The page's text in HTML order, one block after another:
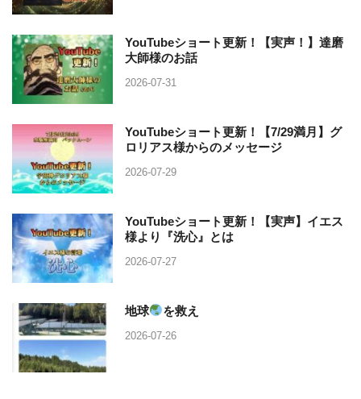
YouTubeショート更新！【実声！】達磨
大師様のお話
2026-07-31
YouTubeショート更新！【7/29満月】グ
ロリアス様からのメッセージ
2026-07-29
YouTubeショート更新！【実声】イエス
様より『洗心』とは
2026-07-27
地球 を救え
2026-07-26